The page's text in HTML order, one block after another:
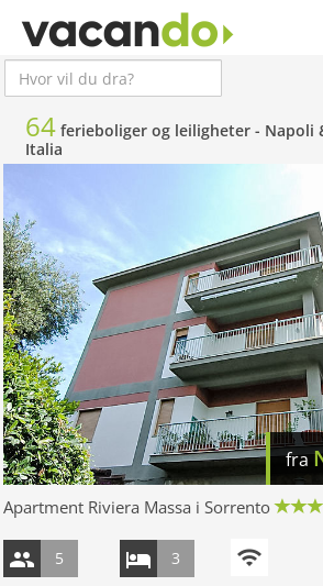
64 ferieboliger og leiligheter - Napoli
Italia
fra
Apartment Riviera Massa i Sorrento
5 3